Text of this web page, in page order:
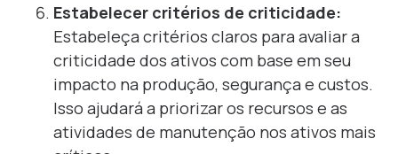
Estabelecer critérios de criticidade:
Estabeleça critérios claros para avaliar a
criticidade dos ativos com base em seu
impacto na produção, segurança e custos.
Isso ajudará a priorizar os recursos e as
atividades de manutenção nos ativos mais